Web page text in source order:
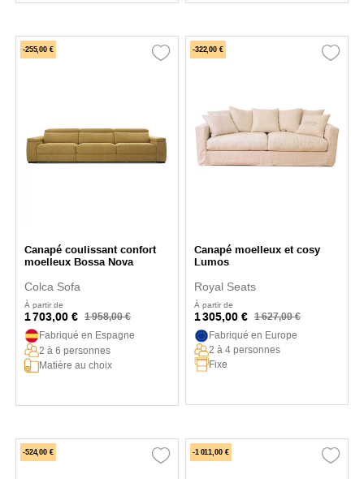
-255,00 €
Canapé coulissant confort
moelleux Bossa Nova
Colca Sofa
À partir de
1 703,00 € 1 958,00 €
Fabriqué en Espagne
2 à 6 personnes
Matière au choix
-322,00 €
Canapé moelleux et cosy
Lumos
Royal Seats
À partir de
1 305,00 € 1 627,00 €
Fabriqué en Europe
2 à 4 personnes
Fixe
-524,00 € -1 011,00 €